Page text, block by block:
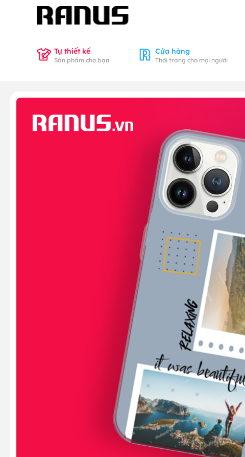
Tự thiết kế
Sản phẩm cho bạn
Cửa hàng
Thời trang cho mọi người